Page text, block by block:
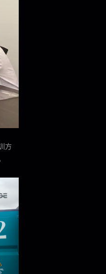
方